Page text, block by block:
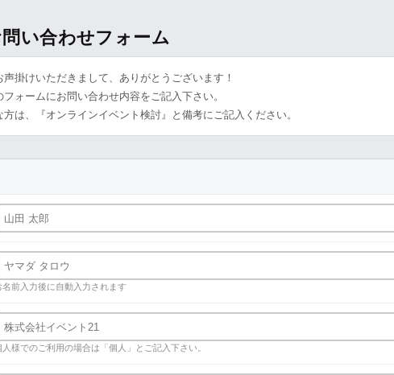
い合わせフォーム
掛けいただきまして、ありがとうございます！
ォームにお問い合わせ内容をご記入下さい。
は、『オンラインイベント検討』と備考にご記入ください。
名前入力後に自動入力されます
人様でのご利用の場合は「個人」とご記入下さい。